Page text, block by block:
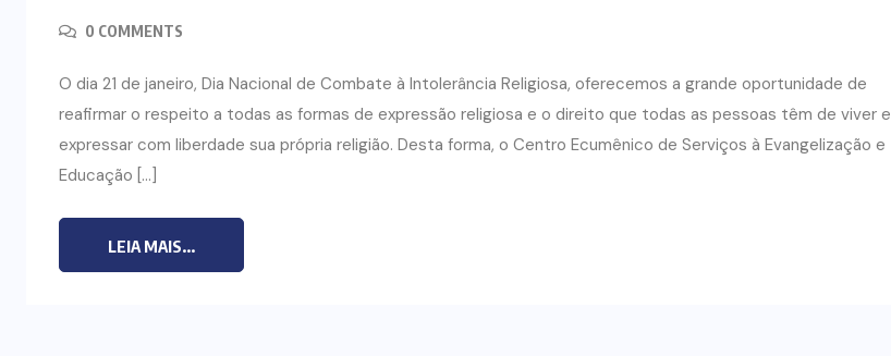
0 COMMENTS
O dia 21 de janeiro, Dia Nacional de Combate à Intolerância Religiosa, oferecemos a grande oportunidade de
reafirmar o respeito a todas as formas de expressão religiosa e o direito que todas as pessoas têm de viver e
expressar com liberdade sua própria religião. Desta forma, o Centro Ecumênico de Serviços à Evangelização e
Educação […]
LEIA MAIS...